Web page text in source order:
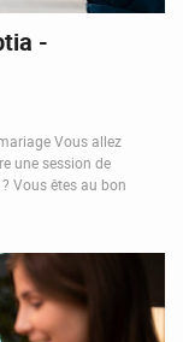
-
Vous allez
une session de
Vous êtes au bon